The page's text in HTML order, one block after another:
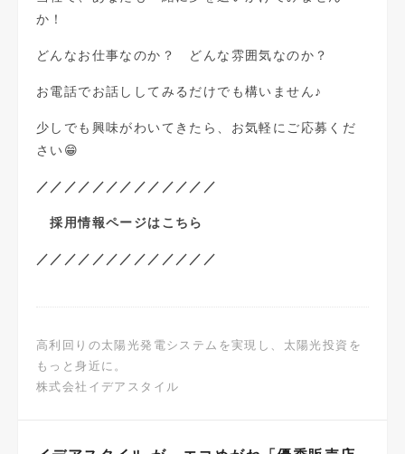
か！
どんなお仕事なのか？ どんな雰囲気なのか？
お電話でお話ししてみるだけでも構いません♪
少しでも興味がわいてきたら、お気軽にご応募くだ
さい😁
／／／／／／／／／／／／／
採用情報ページはこちら
／／／／／／／／／／／／／
高利回りの太陽光発電システムを実現し、太陽光投資を
もっと身近に。
株式会社イデアスタイル